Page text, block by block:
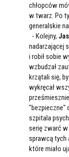
chłopców
w twarz. Po
generalskie
- Kolejny,
nadarzającej
i robił sobie
wzbudzał
krzątali się,
wykręcał
"bezpieczne"
szpitala
serię zwarć
sprawcą
które miało